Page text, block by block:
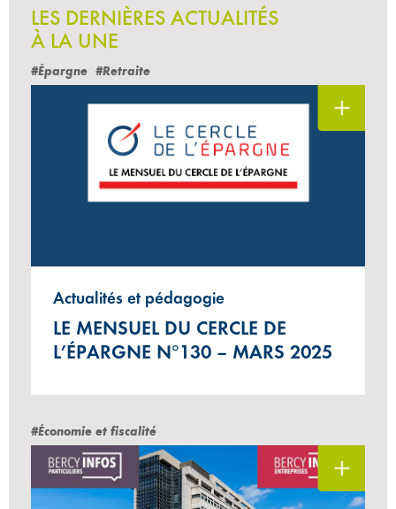
LES DERNIÈRES ACTUALITÉS
À LA UNE
#Épargne #Retraite
Actualités et pédagogie
LE MENSUEL DU CERCLE DE
L’ÉPARGNE N°130 – MARS 2025
#Économie et fiscalité